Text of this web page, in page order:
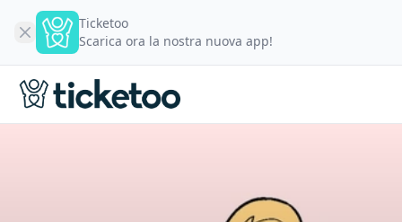
Ticketoo
Scarica ora la nostra nuova app!